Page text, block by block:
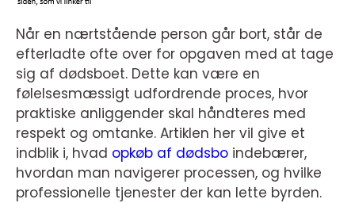
Når en nærtstående person går bort, står de
efterladte ofte over for opgaven med at tage
sig af dødsboet. Dette kan være en
følelsesmæssigt udfordrende proces, hvor
praktiske anliggender skal håndteres med
respekt og omtanke. Artiklen her vil give et
indblik i, hvad opkøb af dødsbo indebærer,
hvordan man navigerer processen, og hvilke
professionelle tjenester der kan lette byrden.